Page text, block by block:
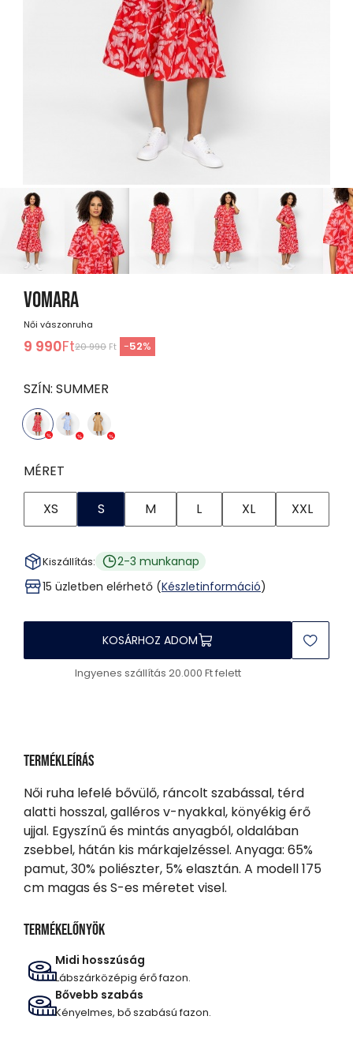
VOMARA
Női vászonruha
9 990Ft20 990 Ft -52%
SZÍN: SUMMER
MÉRET
XS S M L XL XXL
Kiszállítás:
2-3 munkanap
15 üzletben elérhető (Készletinformáció)
KOSÁRHOZ ADOM
Ingyenes szállítás 20.000 Ft felett
Termékleírás
Női ruha lefelé bővülő, ráncolt szabással, térd
alatti hosszal, galléros v-nyakkal, könyékig érő
ujjal. Egyszínű és mintás anyagból, oldalában
zsebbel, hátán kis márkajelzéssel. Anyaga: 65%
pamut, 30% poliészter, 5% elasztán. A modell 175
cm magas és S-es méretet visel.
Termékelőnyök
Midi hosszúság
Lábszárközépig érő fazon.
Bővebb szabás
Kényelmes, bő szabású fazon.